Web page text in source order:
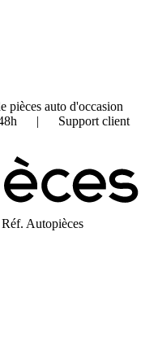
pièces auto d'occasion
48h | Support client
Autopièces